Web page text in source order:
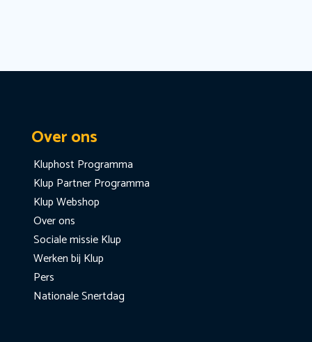
Over ons
Kluphost Programma
Klup Partner Programma
Klup Webshop
Over ons
Sociale missie Klup
Werken bij Klup
Pers
Nationale Snertdag